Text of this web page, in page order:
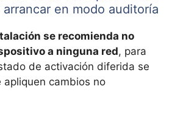
en modo auditoría
se recomienda no
a ninguna red, para
de activación diferida se
apliquen cambios no